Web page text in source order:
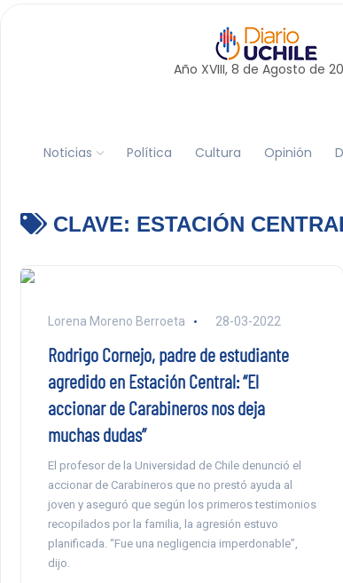
Año XVIII, 8 de Agosto de
Noticias Política Cultura Opinión
CLAVE: ESTACIÓN
Lorena Moreno Berroeta 28-03-2022
Rodrigo Cornejo, padre de estudiante
agredido en Estación Central: “El
accionar de Carabineros nos deja
muchas dudas”
El profesor de la Universidad de Chile denunció el
accionar de Carabineros que no prestó ayuda al
joven y aseguró que según los primeros testimonios
recopilados por la familia, la agresión estuvo
planificada. “Fue una negligencia imperdonable”,
dijo.